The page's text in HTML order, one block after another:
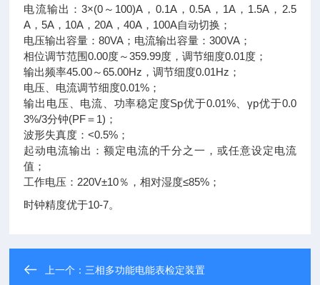
电流输出：3×(0～100)A，0.1A，0.5A，1A，1.5A，2.5
A，5A，10A，20A，40A，100A自动切换；
电压输出容量：80VA；电流输出容量：300VA；
相位调节范围0.00度～359.99度，调节细度0.01度；
输出频率45.00～65.00Hz，调节细度0.01Hz；
电压、电流调节细度0.01%；
输出电压、电流、功率稳定度Sp优于0.01%、γp优于0.0
3%/3分钟(PF＝1)；
波形失真度：<0.5%；
起动电流输出：额定电流的千分之一，或任意设定电流
值；
工作电压：220V±10％，相对湿度≤85%；
时钟精度优于10-7。
上一个： 三相多功能电能表检定装置